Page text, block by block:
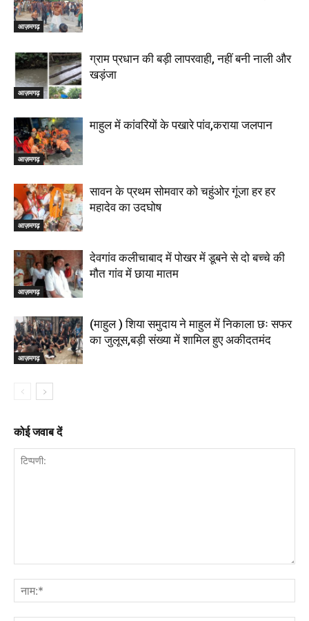
आज़मगढ़
आज़मगढ़
ग्राम प्रधान की बड़ी लापरवाही, नहीं बनी नाली और
खड़ंजा
आज़मगढ़
माहुल में कांवरियों के पखारे पांव,कराया जलपान
आज़मगढ़
सावन के प्रथम सोमवार को चहुंओर गूंजा हर हर
महादेव का उदघोष
आज़मगढ़
देवगांव कलीचाबाद में पोखर में डूबने से दो बच्चे की
मौत गांव में छाया मातम
आज़मगढ़
(माहुल ) शिया समुदाय ने माहुल में निकाला छः सफर
का जुलूस,बड़ी संख्या में शामिल हुए अकीदतमंद
कोई जवाब दें